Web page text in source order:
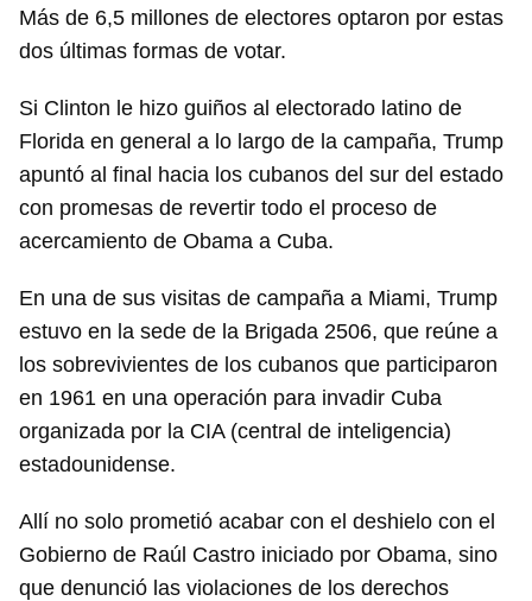
Más de 6,5 millones de electores optaron por estas
dos últimas formas de votar.
Si Clinton le hizo guiños al electorado latino de
Florida en general a lo largo de la campaña, Trump
apuntó al final hacia los cubanos del sur del estado
con promesas de revertir todo el proceso de
acercamiento de Obama a Cuba.
En una de sus visitas de campaña a Miami, Trump
estuvo en la sede de la Brigada 2506, que reúne a
los sobrevivientes de los cubanos que participaron
en 1961 en una operación para invadir Cuba
organizada por la CIA (central de inteligencia)
estadounidense.
Allí no solo prometió acabar con el deshielo con el
Gobierno de Raúl Castro iniciado por Obama, sino
que denunció las violaciones de los derechos